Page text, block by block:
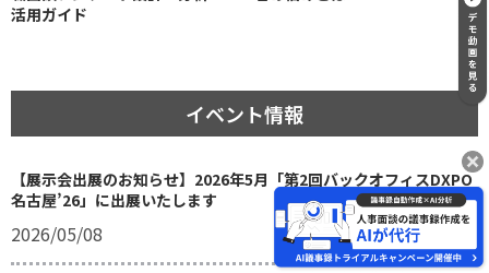
活用ガイド
イベント情報
【展示会出展のお知らせ】2026年5月「第2回バックオフィスDXPO
名古屋’26」に出展いたします
2026/05/08